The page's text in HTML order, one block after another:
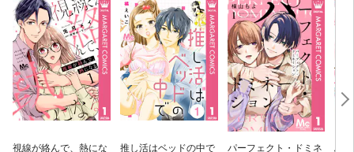
視線が絡んで、熱にな 推し活はベッドの中で パーフェクト・ドミネ ふ